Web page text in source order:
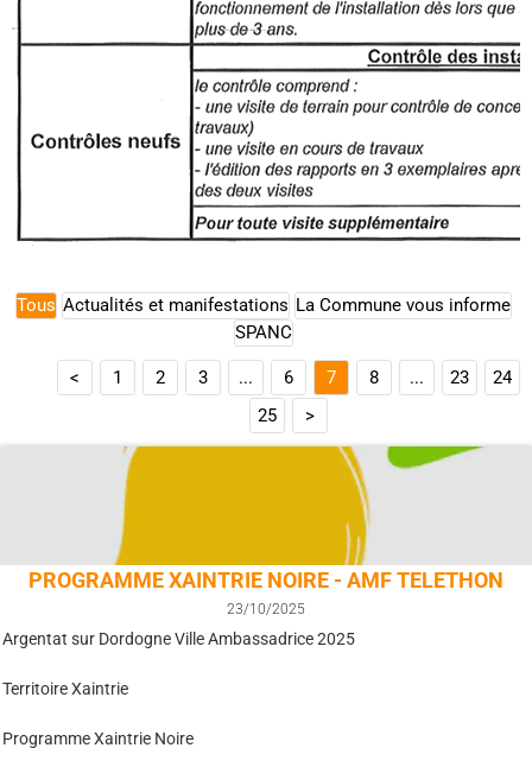
Tous Actualités et manifestations La Commune vous informe
SPANC
< 1 2 3 ... 6 7 8 ... 23
24
25
>
PROGRAMME XAINTRIE NOIRE - AMF TELETHON
23/10/2025
Argentat sur Dordogne Ville Ambassadrice 2025
Territoire Xaintrie
Programme Xaintrie Noire